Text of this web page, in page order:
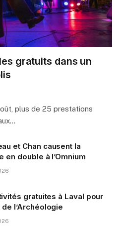
gratuits dans un
plus de 25 prestations
et Chan causent la
en double à l’Omnium
gratuites à Laval pour
l’Archéologie